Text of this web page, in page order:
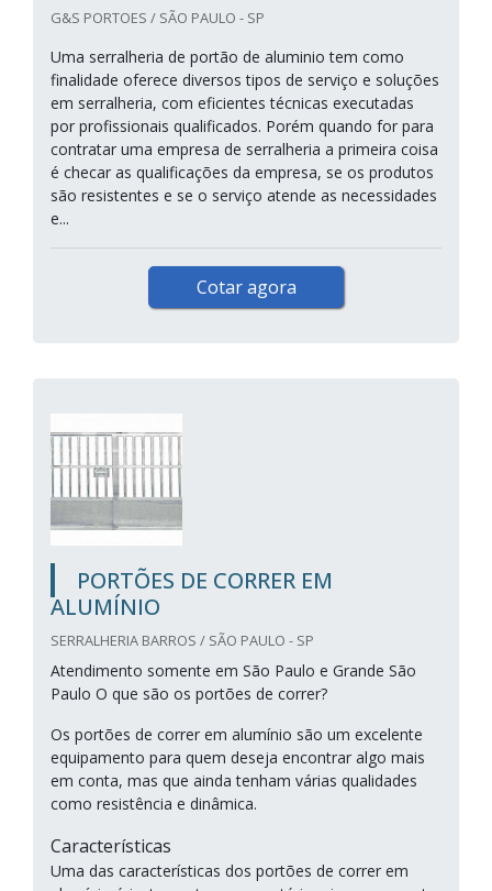
G&S PORTOES / SÃO PAULO - SP
Uma serralheria de portão de aluminio tem como
finalidade oferece diversos tipos de serviço e soluções
em serralheria, com eficientes técnicas executadas
por profissionais qualificados. Porém quando for para
contratar uma empresa de serralheria a primeira coisa
é checar as qualificações da empresa, se os produtos
são resistentes e se o serviço atende as necessidades
e...
Cotar agora
PORTÕES DE CORRER EM
ALUMÍNIO
SERRALHERIA BARROS / SÃO PAULO - SP
Atendimento somente em São Paulo e Grande São
Paulo O que são os portões de correr?
Os portões de correr em alumínio são um excelente
equipamento para quem deseja encontrar algo mais
em conta, mas que ainda tenham várias qualidades
como resistência e dinâmica.
Características
Uma das características dos portões de correr em